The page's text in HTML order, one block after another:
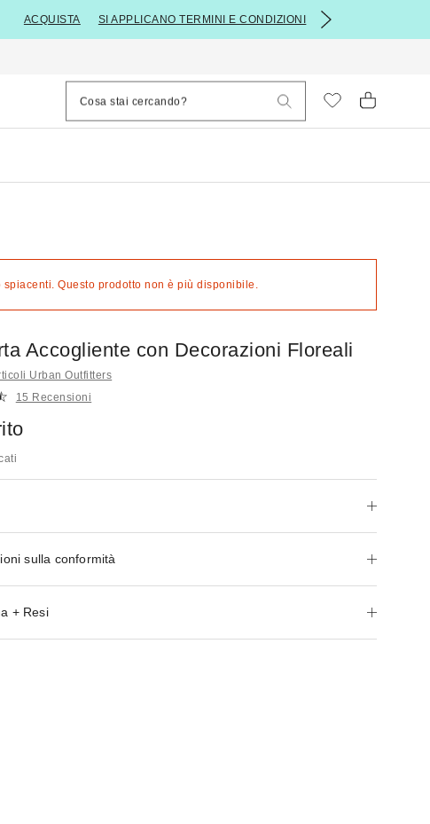
ACQUISTA SI APPLICANO TERMINI E CONDIZIONI
spiacenti. Questo prodotto non è più disponibile.
Accogliente con Decorazioni Floreali
Urban Outfitters
15 Recensioni
sulla conformità
+ Resi